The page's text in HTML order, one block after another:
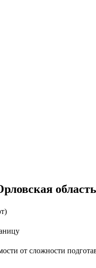
область
от сложности